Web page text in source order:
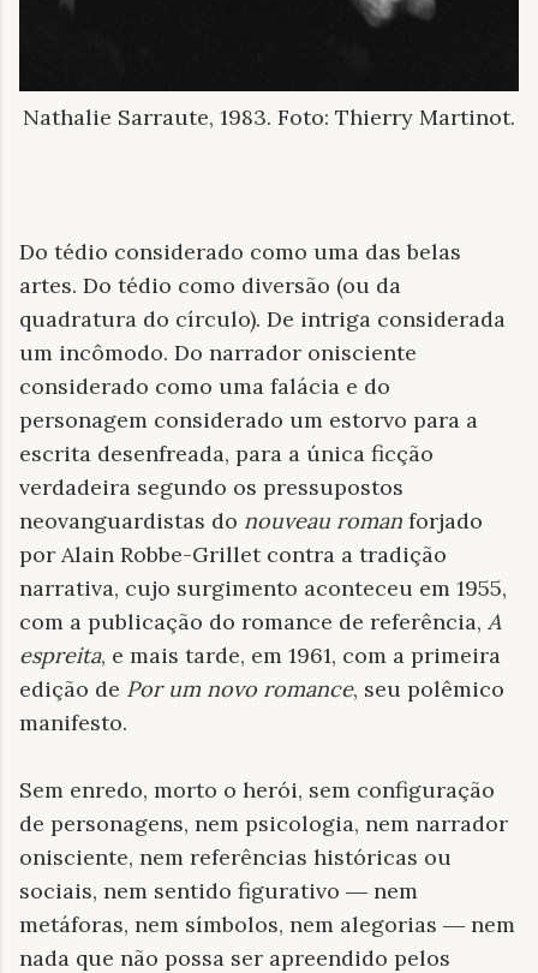
Nathalie Sarraute, 1983. Foto: Thierry Martinot.
Do tédio considerado como uma das belas
artes. Do tédio como diversão (ou da
quadratura do círculo). De intriga considerada
um incômodo. Do narrador onisciente
considerado como uma falácia e do
personagem considerado um estorvo para a
escrita desenfreada, para a única ficção
verdadeira segundo os pressupostos
neovanguardistas do nouveau roman forjado
por Alain Robbe-Grillet contra a tradição
narrativa, cujo surgimento aconteceu em 1955,
com a publicação do romance de referência, A
espreita, e mais tarde, em 1961, com a primeira
edição de Por um novo romance, seu polêmico
manifesto.
Sem enredo, morto o herói, sem configuração
de personagens, nem psicologia, nem narrador
onisciente, nem referências históricas ou
sociais, nem sentido figurativo ― nem
metáforas, nem símbolos, nem alegorias ― nem
nada que não possa ser apreendido pelos